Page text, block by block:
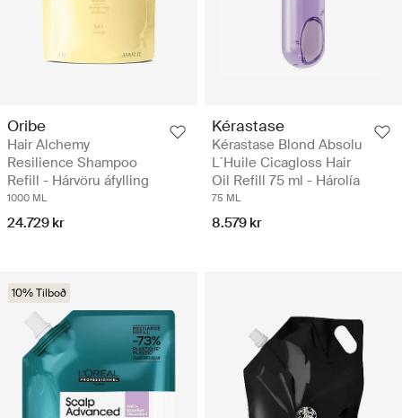
Oribe
Hair Alchemy
Resilience Shampoo
Refill - Hárvöru áfylling
1000 ML
24.729 kr
Kérastase
Kérastase Blond Absolu
L´Huile Cicagloss Hair
Oil Refill 75 ml - Hárolía
75 ML
8.579 kr
10% Tilboð